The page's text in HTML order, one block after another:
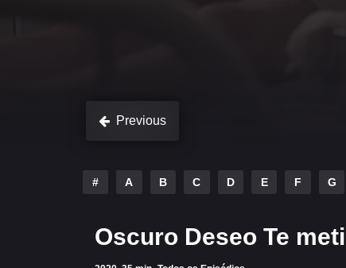
Previous
# A B C D E F G
Oscuro Deseo Te